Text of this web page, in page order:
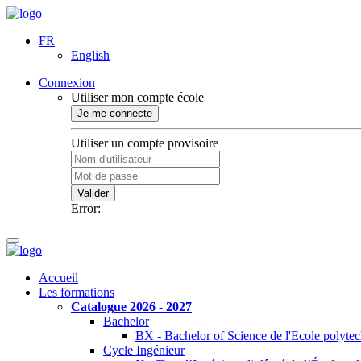
FR
English
Connexion
Utiliser mon compte école
Je me connecte
Utiliser un compte provisoire
Valider
Error:
Accueil
Les formations
Catalogue 2026 - 2027
Bachelor
BX - Bachelor of Science de l'Ecole
Cycle Ingénieur